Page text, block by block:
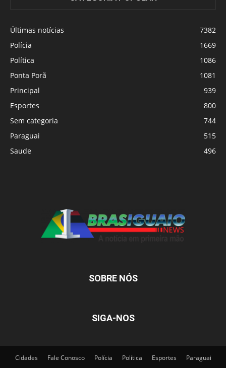
Últimas notícias
7382
Polícia
1669
Política
1086
Ponta Porã
1081
Principal
939
Esportes
800
Sem categoria
744
Paraguai
515
Saude
496
SOBRE NÓS
SIGA-NOS
Cidades Fale Conosco Polícia Política Esportes Paraguai